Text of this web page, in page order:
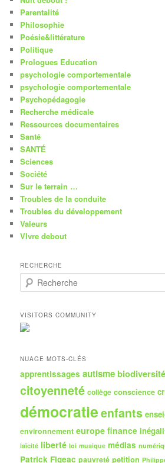
Parentalité
Philosophie
Poésie&littérature
Politique
Prologues Education
psychologie comportementale
psychologie comportementale
Psychopédagogie
Recherche médicale
Ressources documentaires
Santé
SANTÉ
Sciences
Société
Sur le terrain …
Troubles de la conduite
Troubles du développement
Valeurs
VIvre debout
RECHERCHE
e
h
e
r
h
VISITORS COMMUNITY
NUAGE MOTS-CLÉS
apprentissages autisme biodiversité
citoyenneté collège conscience
démocratieenfants
environnement europe finance
laïcité liberté loi musique médias
Patrick Figeac pauvreté petition